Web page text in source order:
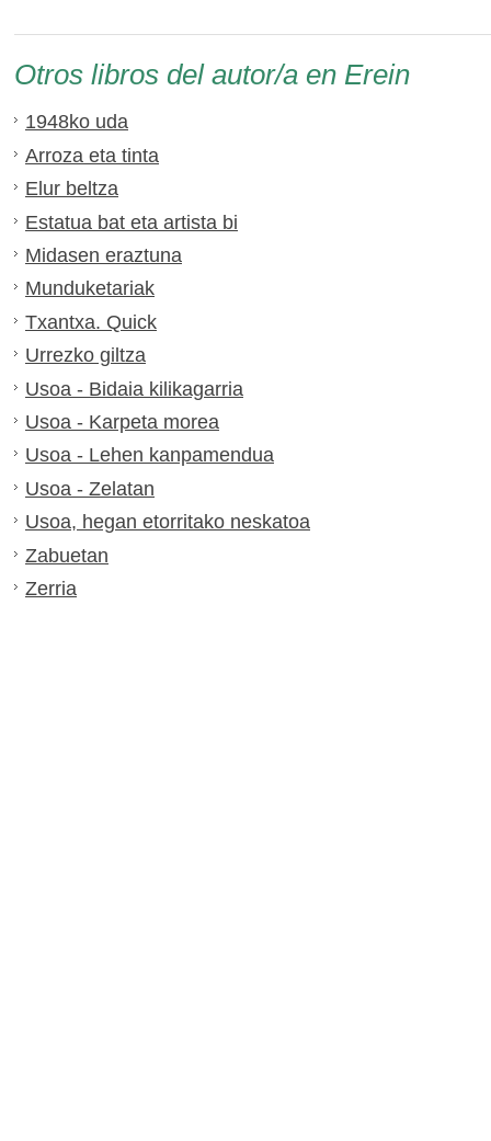
Otros libros del autor/a en Erein
1948ko uda
Arroza eta tinta
Elur beltza
Estatua bat eta artista bi
Midasen eraztuna
Munduketariak
Txantxa. Quick
Urrezko giltza
Usoa - Bidaia kilikagarria
Usoa - Karpeta morea
Usoa - Lehen kanpamendua
Usoa - Zelatan
Usoa, hegan etorritako neskatoa
Zabuetan
Zerria